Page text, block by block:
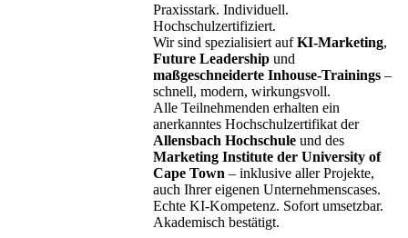
Praxisstark. Individuell.
Hochschulzertifiziert.
Wir sind spezialisiert aufKI-Marketing,
Future Leadership und
maßgeschneiderte Inhouse-Trainings –
schnell, modern, wirkungsvoll.
Alle Teilnehmenden erhalten ein
anerkanntes Hochschulzertifikat der
Allensbach Hochschule und des
Marketing Institute der University of
Cape Town – inklusive aller Projekte,
auch Ihrer eigenen Unternehmenscases.
Echte KI-Kompetenz. Sofort umsetzbar.
Akademisch bestätigt.